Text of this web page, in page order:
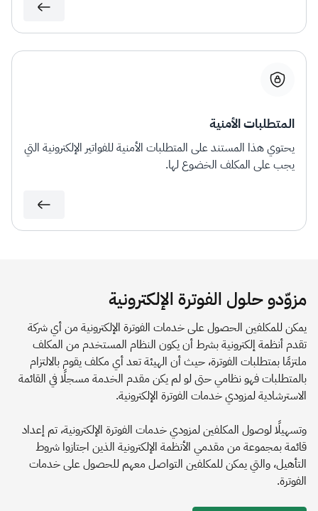
المتطلبات الأمنية
يحتوي هذا المستند على المتطلبات الأمنية للفواتير الإلكترونية التي
يجب على المكلف الخضوع لها.
مزوّدو حلول الفوترة الإلكترونية
يمكن للمكلفين الحصول على خدمات الفوترة الإلكترونية من أي شركة
تقدم أنظمة إلكترونية بشرط أن يكون النظام المستخدم من المكلف
ملتزمًا بمتطلبات الفوترة، حيث أن الهيئة تعد أي مكلف يقوم بالالتزام
بالمتطلبات فهو نظامي حتى لو لم يكن مقدم الخدمة مسجلًا في القائمة
الاسترشادية لمزودي خدمات الفوترة الإلكترونية.
وتسهيلًا لوصول المكلفين لمزودي خدمات الفوترة الإلكترونية، تم إعداد
قائمة بمجموعة من مقدمي الأنظمة الإلكترونية الذين اجتازوا شروط
التأهيل، والتي يمكن للمكلفين التواصل معهم للحصول على خدمات
الفوترة.